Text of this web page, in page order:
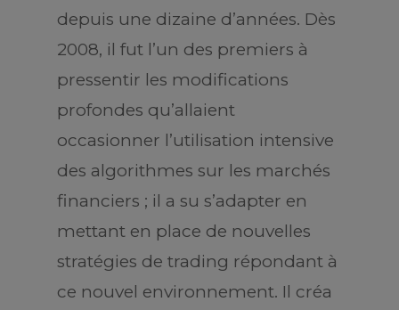
depuis une dizaine d’années. Dès
2008, il fut l’un des premiers à
pressentir les modifications
profondes qu’allaient
occasionner l’utilisation intensive
des algorithmes sur les marchés
financiers ; il a su s’adapter en
mettant en place de nouvelles
stratégies de trading répondant à
ce nouvel environnement. Il créa